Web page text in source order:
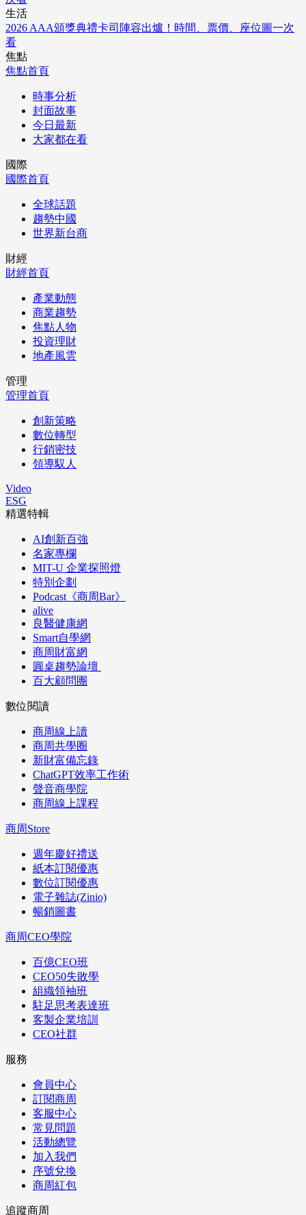
生活
2026 AAA頒獎典禮卡司陣容出爐！時間、票價、座位圖一次
看
焦點
焦點首頁
時事分析
封面故事
今日最新
大家都在看
國際
國際首頁
全球話題
趨勢中國
世界新台商
財經
財經首頁
產業動態
商業趨勢
焦點人物
投資理財
地產風雲
管理
管理首頁
創新策略
數位轉型
行銷密技
領導馭人
Video
ESG
精選特輯
AI創新百強
名家專欄
MIT-U 企業探照燈
特別企劃
Podcast《商周Bar》
alive
良醫健康網
Smart自學網
商周財富網
圓桌趨勢論壇
百大顧問團
數位閱讀
商周線上讀
商周共學圈
新財富備忘錄
ChatGPT效率工作術
聲音商學院
商周線上課程
商周Store
週年慶好禮送
紙本訂閱優惠
數位訂閱優惠
電子雜誌(Zinio)
暢銷圖書
商周CEO學院
百億CEO班
CEO50失敗學
組織領袖班
駐足思考表達班
客製企業培訓
CEO社群
服務
會員中心
訂閱商周
客服中心
常見問題
活動總覽
加入我們
序號兌換
商周紅包
追蹤商周